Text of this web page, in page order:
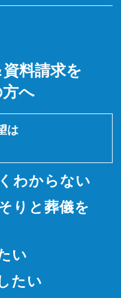
料請求を
へ
は
わからない
りと 葬儀を
い
たい